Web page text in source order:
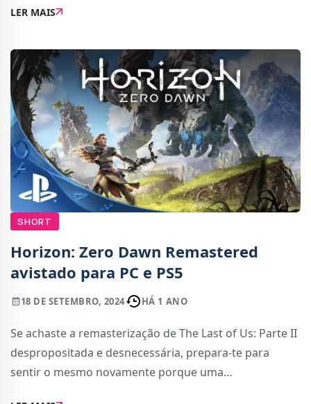
lançados como exclusivos da PS5, não tiver
LER MAIS
SHORT
Horizon: Zero Dawn Remastered
avistado para PC e PS5
18 DE SETEMBRO, 2024 HÁ 1 ANO
Se achaste a remasterização de The Last of Us: Parte II
despropositada e desnecessária, prepara-te para
sentir o mesmo novamente porque uma